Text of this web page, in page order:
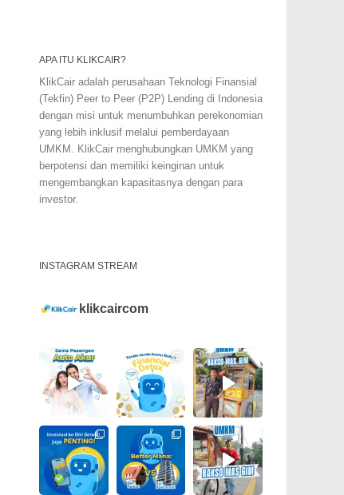
APA ITU KLIKCAIR?
KlikCair adalah perusahaan Teknologi Finansial
(Tekfin) Peer to Peer (P2P) Lending di Indonesia
dengan misi untuk menumbuhkan perekonomian
yang lebih inklusif melalui pemberdayaan
UMKM. KlikCair menghubungkan UMKM yang
berpotensi dan memiliki keinginan untuk
mengembangkan kapasitasnya dengan para
investor.
INSTAGRAM STREAM
klikcaircom